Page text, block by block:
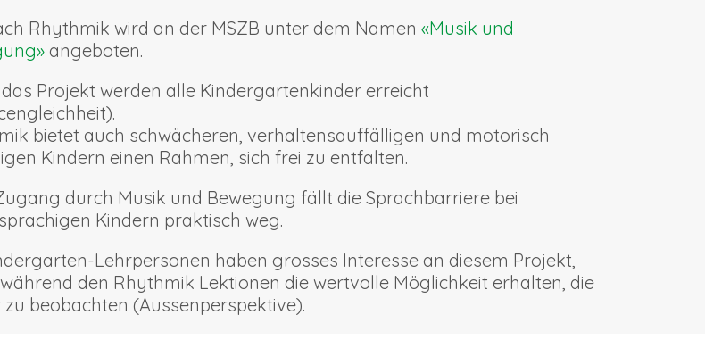
Rhythmik wird an der MSZB unter dem Namen«Musik und
angeboten.
Projekt werden alle Kindergartenkinder erreicht
bietet auch schwächeren, verhaltensauffälligen und motorisch
Kindern einen Rahmen, sich frei zu entfalten.
durch Musik und Bewegung fällt die Sprachbarriere bei
Kindern praktisch weg.
Lehrpersonen haben grosses Interesse an diesem Projekt,
den Rhythmik Lektionen die wertvolle Möglichkeit erhalten, die
zu beobachten (Aussenperspektive).